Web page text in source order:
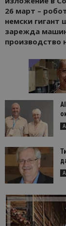
26 март –
немски гигант
зарежда
производство